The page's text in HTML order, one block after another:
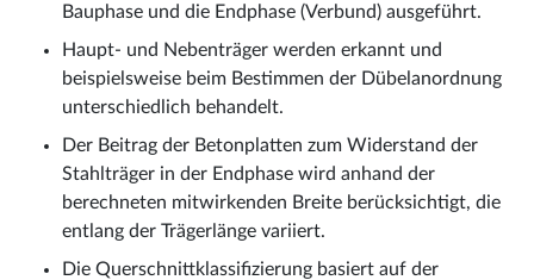
Bauphase und die Endphase (Verbund) ausgeführt.
Haupt- und Nebenträger werden erkannt und
beispielsweise beim Bestimmen der Dübelanordnung
unterschiedlich behandelt.
Der Beitrag der Betonplatten zum Widerstand der
Stahlträger in der Endphase wird anhand der
berechneten mitwirkenden Breite berücksichtigt, die
entlang der Trägerlänge variiert.
Die Querschnittklassifizierung basiert auf der